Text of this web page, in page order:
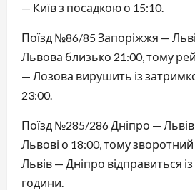
— Київ з посадкою о 15:10.
Поїзд №86/85 Запоріжжя —
Львова близько 21:00, тому
— Лозова вирушить із
23:00.
Поїзд №285/286 Дніпро — Львів
Львові о 18:00, тому
Львів — Дніпро відправиться
години.